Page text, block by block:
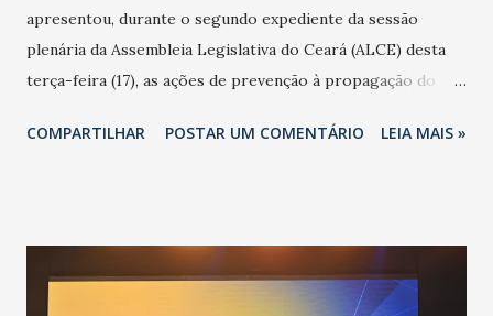
apresentou, durante o segundo expediente da sessão
plenária da Assembleia Legislativa do Ceará (ALCE) desta
terça-feira (17), as ações de prevenção à propagação do
adotadas pelo Governo do Estado na contenção da
população suspeita e de cuidados com os ambientes
públicos e domiciliares. “Nós não estamos vivendo uma
COMPARTILHAR POSTAR UM COMENTÁRIO LEIA MAIS »